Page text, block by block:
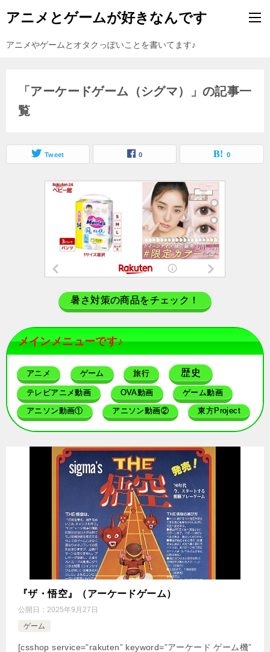
アニメとゲームが好きなんです
アニメやゲームとオタクっぽいことを書いてます♪
「アーケードゲーム（シグマ）」の記事一
覧
Tweet 0 0
暑さ対策の商品をチェック！
メインメニューです♪
アニメ ゲーム 旅行 歴史
テレビアニメ動画 OVA動画 ゲーム動画
アニソン動画① アニソン動画② 東方Project
『ザ・悟空』（アーケードゲーム）
公開日： 2025年9月27日
ゲーム
[csshop service=”rakuten” keyword=”アーケード ゲーム機”